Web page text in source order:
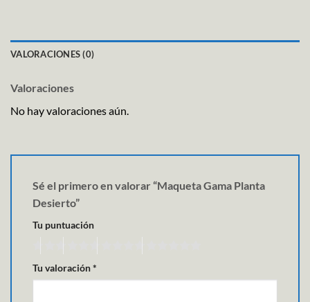
VALORACIONES (0)
Valoraciones
No hay valoraciones aún.
Sé el primero en valorar “Maqueta Gama Planta
Desierto”
Tu puntuación
Tu valoración*